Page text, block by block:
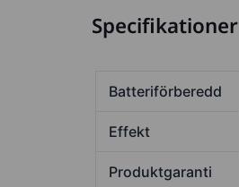
Specifikationer
Batteriförberedd
Effekt
Produktgaranti